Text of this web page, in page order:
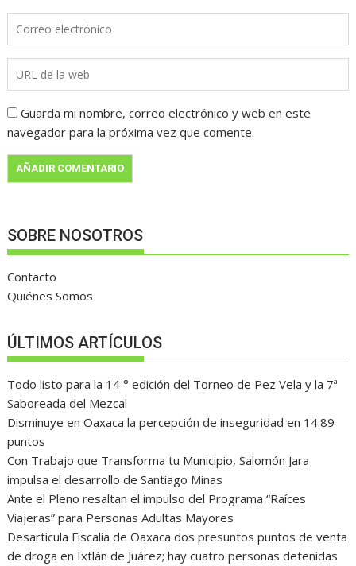
Guarda mi nombre, correo electrónico y web en este
navegador para la próxima vez que comente.
SOBRE NOSOTROS
Contacto
Quiénes Somos
ÚLTIMOS ARTÍCULOS
Todo listo para la 14 ° edición del Torneo de Pez Vela y la 7ª
Saboreada del Mezcal
Disminuye en Oaxaca la percepción de inseguridad en 14.89
puntos
Con Trabajo que Transforma tu Municipio, Salomón Jara
impulsa el desarrollo de Santiago Minas
Ante el Pleno resaltan el impulso del Programa “Raíces
Viajeras” para Personas Adultas Mayores
Desarticula Fiscalía de Oaxaca dos presuntos puntos de venta
de droga en Ixtlán de Juárez; hay cuatro personas detenidas